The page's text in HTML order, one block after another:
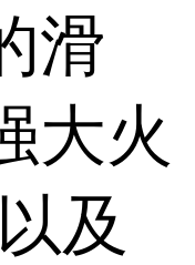
滑
大火
及